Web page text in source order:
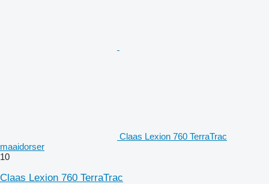
Claas Lexion 760 TerraTrac
maaidorser
10
Claas Lexion 760 TerraTrac